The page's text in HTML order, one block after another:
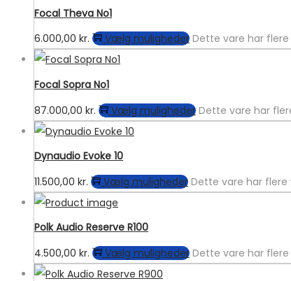
Focal Theva No1
6.000,00 kr. Vælg muligheder Dette vare har
Focal Sopra No1
87.000,00 kr. Vælg muligheder Dette vare har
Dynaudio Evoke 10
11.500,00 kr. Vælg muligheder Dette vare har flere
Polk Audio Reserve R100
4.500,00 kr. Vælg muligheder Dette vare har